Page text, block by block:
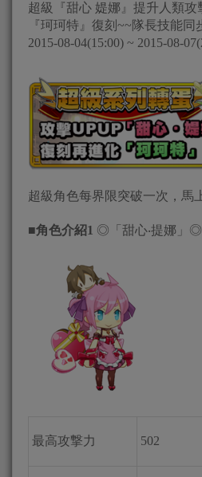
超級『甜心 媞娜』提升人類攻
『珂珂特』復刻~~隊長技能同
2015-08-04(15:00) ~ 2015-08-
超級角色每界限突破一次，馬
■角色介紹1 ◎「甜心‧提娜」◎
最高攻撃力 502